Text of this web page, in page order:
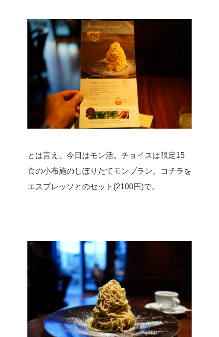
とは言え、今日はモン活。 チョイスは限定15
食の小布施のしぼりたてモンブラン。
コチラを
エスプレッソとのセット(2100円)で。